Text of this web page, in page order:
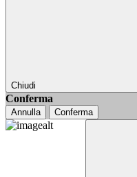
Chiudi
Conferma
Annulla Conferma